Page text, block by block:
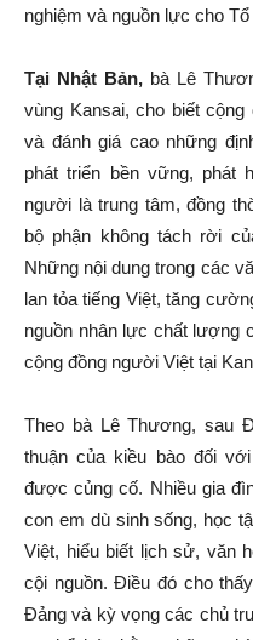
nghiệm và nguồn lực cho Tổ
Tại Nhật Bản,bà Lê
vùng Kansai, cho biết
và đánh giá cao những
phát triển bền vững, phát
người là trung tâm, đồng
bộ phận không tách rời
Những nội dung trong các
lan tỏa tiếng Việt, tăng
nguồn nhân lực chất lượng
cộng đồng người Việt tại
Theo bà Lê Thương, sau
thuận của kiều bào đối
được củng cố. Nhiều gia
con em dù sinh sống, học
Việt, hiểu biết lịch sử, văn
cội nguồn. Điều đó cho
Đảng và kỳ vọng các chủ